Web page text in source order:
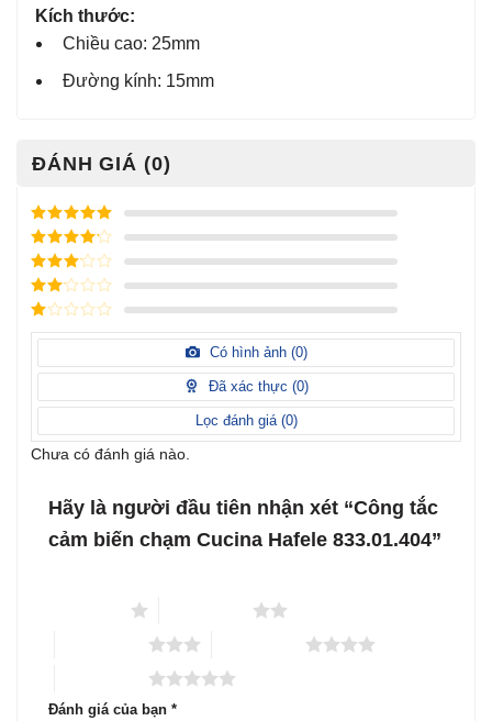
Kích thước:
Chiều cao: 25mm
Đường kính: 15mm
ĐÁNH GIÁ (0)
Được xếp
hạng
5
5
sao
Được xếp
hạng
4
5
sao
Được
xếp
hạng3
5 sao
Được
hạng
sao
Được
hạng
1
sao
Có hình ảnh (0)
Đã xác thực (0)
Lọc đánh giá (0)
Chưa có đánh giá nào.
Hãy là người đầu tiên nhận xét “Công tắc
cảm biến chạm Cucina Hafele 833.01.404”
Đánh giá của bạn *